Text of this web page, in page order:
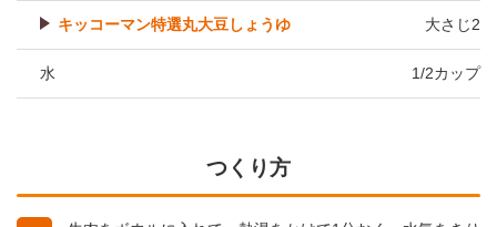
キッコーマン特選丸大豆しょうゆ 大さじ2
水 1/2カップ
つくり方